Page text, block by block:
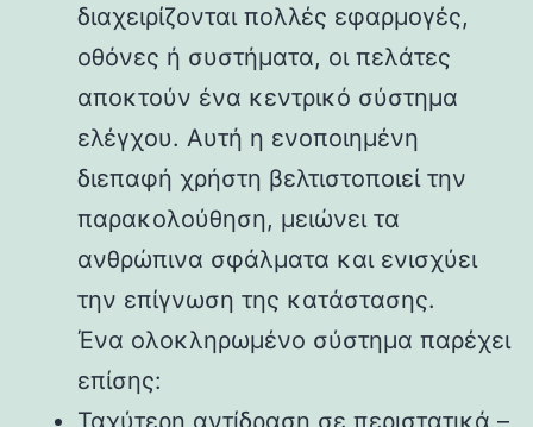
διαχειρίζονται πολλές εφαρμογές,
οθόνες ή συστήματα, οι πελάτες
αποκτούν ένα κεντρικό σύστημα
ελέγχου. Αυτή η ενοποιημένη
διεπαφή χρήστη βελτιστοποιεί την
παρακολούθηση, μειώνει τα
ανθρώπινα σφάλματα και ενισχύει
την επίγνωση της κατάστασης.
Ένα ολοκληρωμένο σύστημα παρέχει
επίσης:
Ταχύτερη αντίδραση σε περιστατικά –